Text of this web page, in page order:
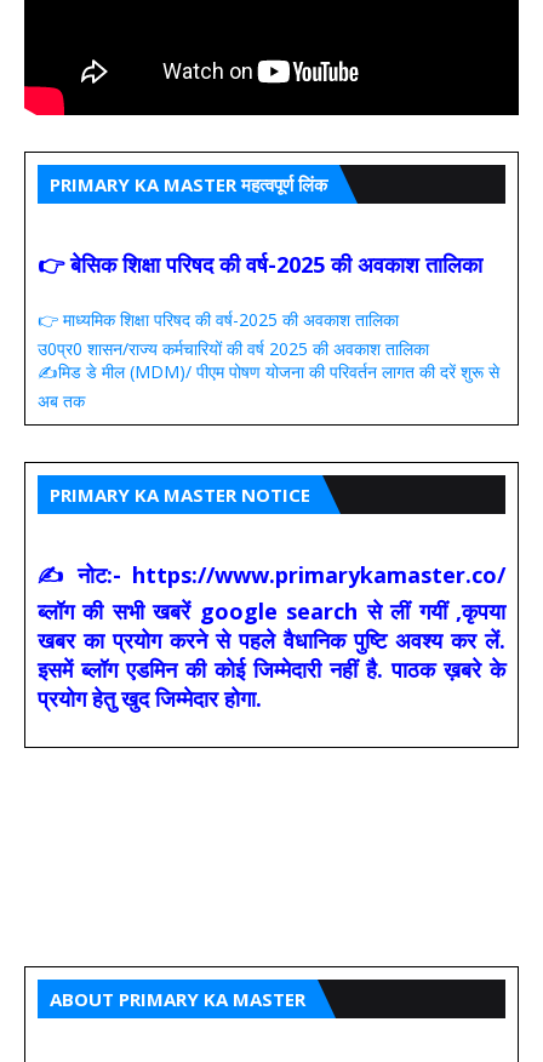
PRIMARY KA MASTER महत्वपूर्ण लिंक
👉 बेसिक शिक्षा परिषद की वर्ष-2025 की अवकाश तालिका
👉 माध्यमिक शिक्षा परिषद की वर्ष-2025 की अवकाश तालिका
उ0प्र0 शासन/राज्य कर्मचारियों की वर्ष 2025 की अवकाश तालिका
✍️मिड डे मील (MDM)/ पीएम पोषण योजना की परिवर्तन लागत की दरें शुरू से
अब तक
PRIMARY KA MASTER NOTICE
✍ नोट:- https://www.primarykamaster.co/
ब्लॉग की सभी खबरें google search से लीं गयीं ,कृपया
खबर का प्रयोग करने से पहले वैधानिक पुष्टि अवश्य कर लें.
इसमें ब्लॉग एडमिन की कोई जिम्मेदारी नहीं है. पाठक ख़बरे के
प्रयोग हेतु खुद जिम्मेदार होगा.
ABOUT PRIMARY KA MASTER